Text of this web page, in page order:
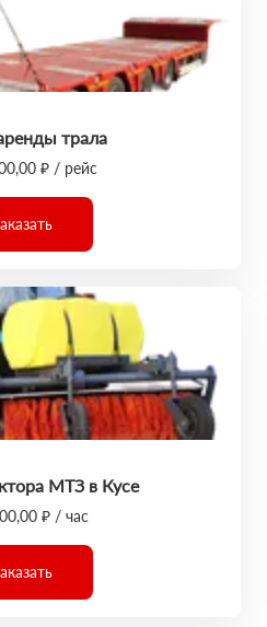
трала
₽ / рейс
МТЗ в Кусе
₽ / час